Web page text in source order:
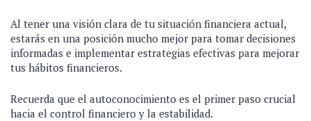
Al tener una visión clara de tu situación financiera actual,
estarás en una posición mucho mejor para tomar decisiones
informadas e implementar estrategias efectivas para mejorar
tus hábitos financieros.
Recuerda que el autoconocimiento es el primer paso crucial
hacia el control financiero y la estabilidad.